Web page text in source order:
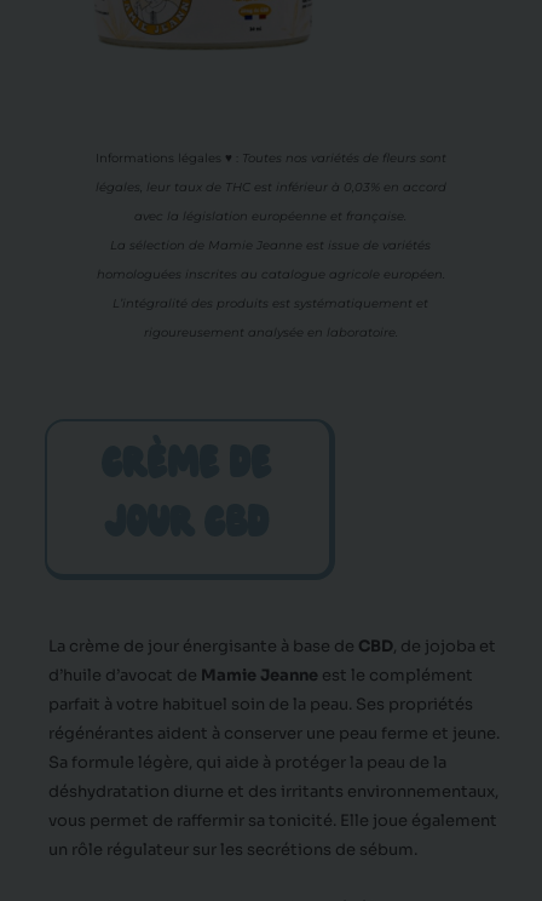
Informations légales ♥
Toutes nos variétés de fleurs sont
légales, leur taux de THC est inférieur à 0,03% en accord
avec la législation européenne et française.
La sélection de Mamie Jeanne est issue de variétés
homologuées inscrites au catalogue agricole européen.
L’intégralité des produits est systématiquement et
rigoureusement analysée en laboratoire.
La crème de jour énergisante à base de CBD, de jojoba et
d’huile d’avocat de Mamie Jeanne est le complément
parfait à votre habituel soin de la peau. Ses propriétés
régénérantes aident à conserver une peau ferme et jeune.
Sa formule légère, qui aide à protéger la peau de la
déshydratation diurne et des irritants environnementaux,
vous permet de raffermir sa tonicité. Elle joue également
un rôle régulateur sur les secrétions de sébum.